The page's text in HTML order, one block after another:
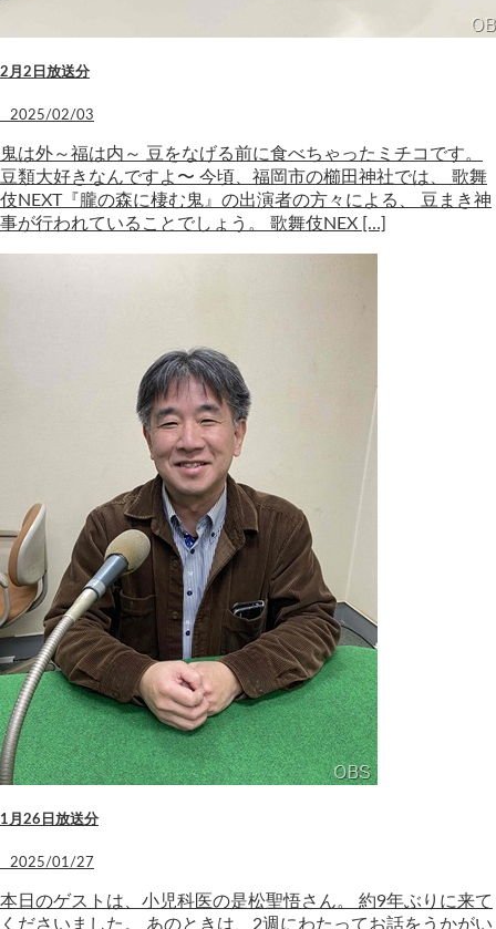
2月2日放送分
2025/02/03
鬼は外～福は内～ 豆をなげる前に食べちゃったミチコです。
豆類大好きなんですよ〜 今頃、福岡市の櫛田神社では、 歌舞
伎NEXT『朧の森に棲む鬼』の出演者の方々による、 豆まき神
事が行われていることでしょう。 歌舞伎NEX […]
1月26日放送分
2025/01/27
本日のゲストは、小児科医の是松聖悟さん。 約9年ぶりに来て
くださいました。 あのときは、2週にわたってお話をうかがい